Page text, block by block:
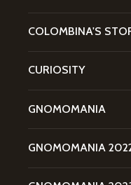
COLOMBINA'S
CURIOSITY
GNOMOMANIA
GNOMOMANIA